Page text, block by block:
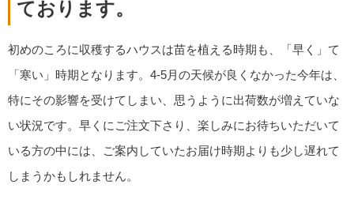
ております。
初めのころに収穫するハウスは苗を植える時期も、「早く」て
「寒い」時期となります。4-5月の天候が良くなかった今年は、
特にその影響を受けてしまい、思うように出荷数が増えていな
い状況です。早くにご注文下さり、楽しみにお待ちいただいて
いる方の中には、ご案内していたお届け時期よりも少し遅れて
しまうかもしれません。